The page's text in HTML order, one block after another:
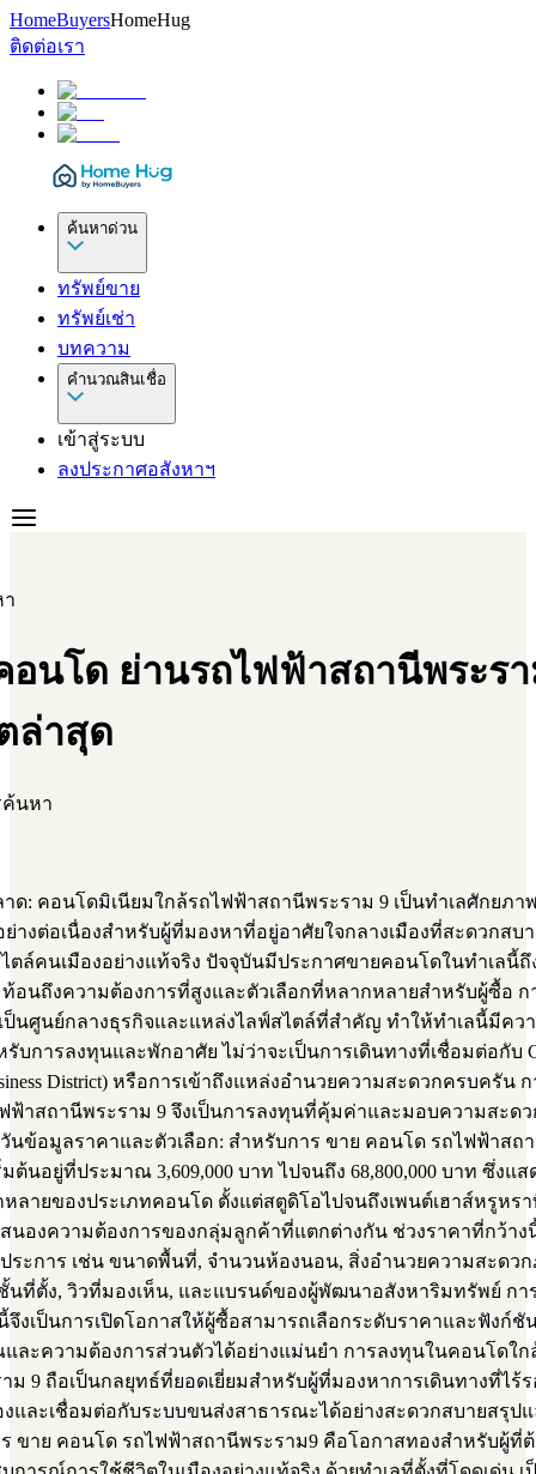
HomeBuyersHomeHug
ติดต่อเรา
ค้นหาด่วน
ทรัพย์ขาย
ทรัพย์เช่า
บทความ
คำนวณสินเชื่อ
เข้าสู่ระบบ
ลงประกาศอสังหาฯ
อนโด ย่านรถไฟฟ้าสถานีพระร
ล่าสุด
นหา
ด: คอนโดมิเนียมใกล้รถไฟฟ้าสถานีพระราม 9 เป็นทำเลศักยภา
างต่อเนื่องสำหรับผู้ที่มองหาที่อยู่อาศัยใจกลางเมืองที่สะดวกสบ
ตล์คนเมืองอย่างแท้จริง ปัจจุบันมีประกาศขายคอนโดในทำเลนี้ถึ
ท้อนถึงความต้องการที่สูงและตัวเลือกที่หลากหลายสำหรับผู้ซื้อ
ป็นศูนย์กลางธุรกิจและแหล่งไลฟ์สไตล์ที่สำคัญ ทำให้ทำเลนี้มีคว
รับการลงทุนและพักอาศัย ไม่ว่าจะเป็นการเดินทางที่เชื่อมต่อกับ
District) หรือการเข้าถึงแหล่งอำนวยความสะดวกครบครัน
ฟ้าสถานีพระราม 9 จึงเป็นการลงทุนที่คุ้มค่าและมอบความสะด
นข้อมูลราคาและตัวเลือก: สำหรับการ ขาย คอนโด รถไฟฟ้าสถ
ต้นอยู่ที่ประมาณ 3,609,000 บาท ไปจนถึง 68,800,000 บาท ซึ่งแส
ลายของประเภทคอนโด ตั้งแต่สตูดิโอไปจนถึงเพนต์เฮาส์หรูหร
นองความต้องการของกลุ่มลูกค้าที่แตกต่างกัน ช่วงราคาที่กว้าง
ระการ เช่น ขนาดพื้นที่, จำนวนห้องนอน, สิ่งอำนวยความสะดว
นที่ตั้ง, วิวที่มองเห็น, และแบรนด์ของผู้พัฒนาอสังหาริมทรัพย์ กา
จึงเป็นการเปิดโอกาสให้ผู้ซื้อสามารถเลือกระดับราคาและฟังก์ชั
ละความต้องการส่วนตัวได้อย่างแม่นยำ การลงทุนในคอนโดใก
ม 9 ถือเป็นกลยุทธ์ที่ยอดเยี่ยมสำหรับผู้ที่มองหาการเดินทางที่ไร้ร
งและเชื่อมต่อกับระบบขนส่งสาธารณะได้อย่างสะดวกสบายสรุป
ขาย คอนโด รถไฟฟ้าสถานีพระราม9 คือโอกาสทองสำหรับผู้ที่